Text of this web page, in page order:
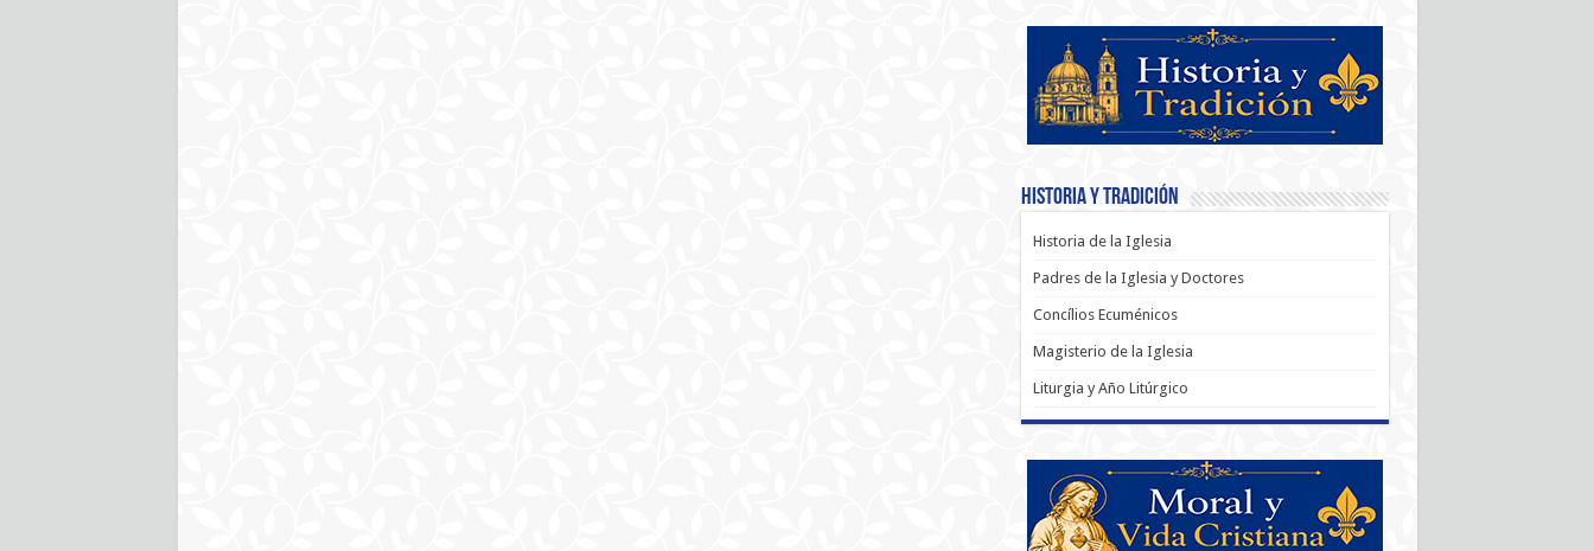
Historia y Tradición
Historia de la Iglesia
Padres de la Iglesia y Doctores
Concílios Ecuménicos
Magisterio de la Iglesia
Liturgia y Año Litúrgico